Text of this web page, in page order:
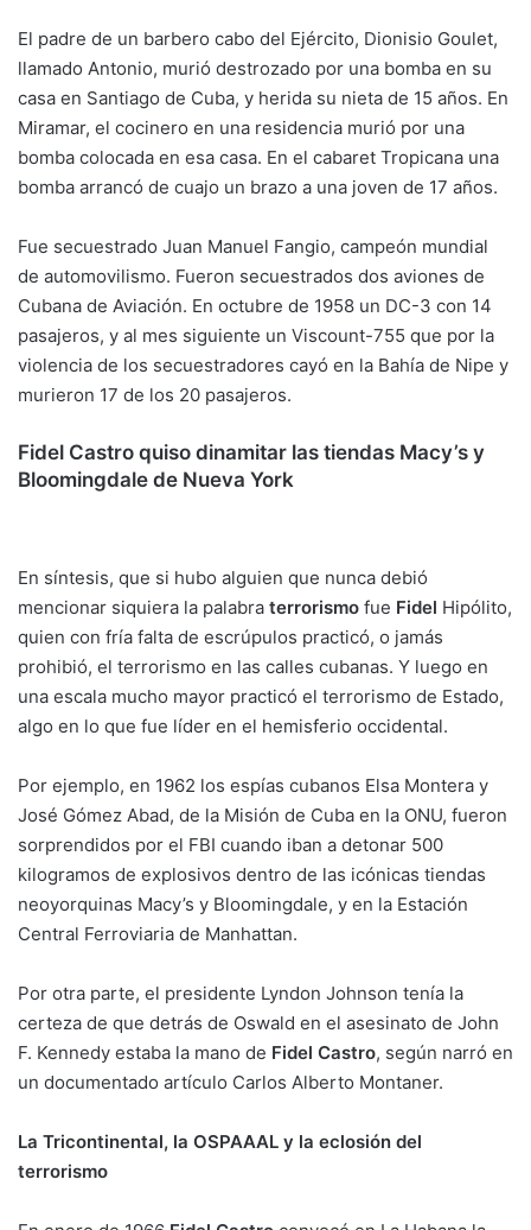
El padre de un barbero cabo del Ejército, Dionisio Goulet,
llamado Antonio, murió destrozado por una bomba en su
casa en Santiago de Cuba, y herida su nieta de 15 años. En
Miramar, el cocinero en una residencia murió por una
bomba colocada en esa casa. En el cabaret Tropicana una
bomba arrancó de cuajo un brazo a una joven de 17 años.
Fue secuestrado Juan Manuel Fangio, campeón mundial
de automovilismo. Fueron secuestrados dos aviones de
Cubana de Aviación. En octubre de 1958 un DC-3 con 14
pasajeros, y al mes siguiente un Viscount-755 que por la
violencia de los secuestradores cayó en la Bahía de Nipe y
murieron 17 de los 20 pasajeros.
Fidel Castro quiso dinamitar las tiendas Macy’s y
Bloomingdale de Nueva York
En síntesis, que si hubo alguien que nunca debió
mencionar siquiera la palabra terrorismo fue Fidel Hipólito,
quien con fría falta de escrúpulos practicó, o jamás
prohibió, el terrorismo en las calles cubanas. Y luego en
una escala mucho mayor practicó el terrorismo de Estado,
algo en lo que fue líder en el hemisferio occidental.
Por ejemplo, en 1962 los espías cubanos Elsa Montera y
José Gómez Abad, de la Misión de Cuba en la ONU, fueron
sorprendidos por el FBI cuando iban a detonar 500
kilogramos de explosivos dentro de las icónicas tiendas
neoyorquinas Macy’s y Bloomingdale, y en la Estación
Central Ferroviaria de Manhattan.
Por otra parte, el presidente Lyndon Johnson tenía la
certeza de que detrás de Oswald en el asesinato de John
F. Kennedy estaba la mano de Fidel Castro, según narró en
un documentado artículo Carlos Alberto Montaner.
La Tricontinental, la OSPAAAL y la eclosión del
terrorismo